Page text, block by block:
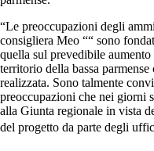
“Le preoccupazioni degli
consigliera Meo ““ sono
quella sul prevedibile
territorio della bassa parmense
realizzata. Sono talmente
preoccupazioni che nei giorni
alla Giunta regionale in vista
del progetto da parte degli